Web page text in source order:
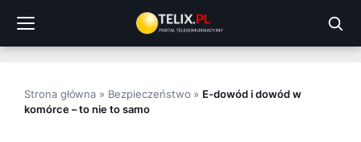
treści
Strona główna » Bezpieczeństwo » E-dowód i dowód w
komórce – to nie to samo